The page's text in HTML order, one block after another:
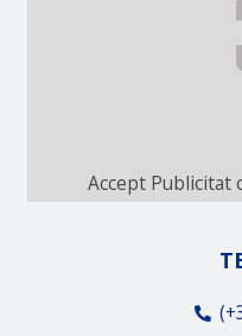
Accept Publicitat